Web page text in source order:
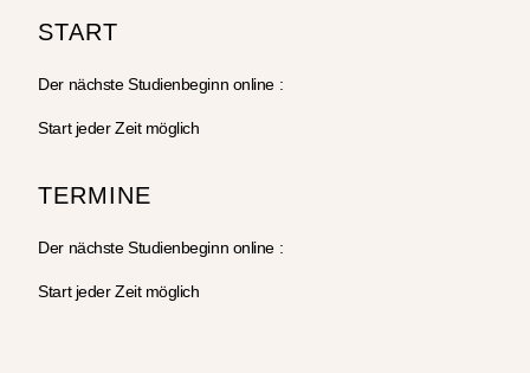
START
Der nächste Studienbeginn online :
Start jeder Zeit möglich
TERMINE
Der nächste Studienbeginn online :
Start jeder Zeit möglich